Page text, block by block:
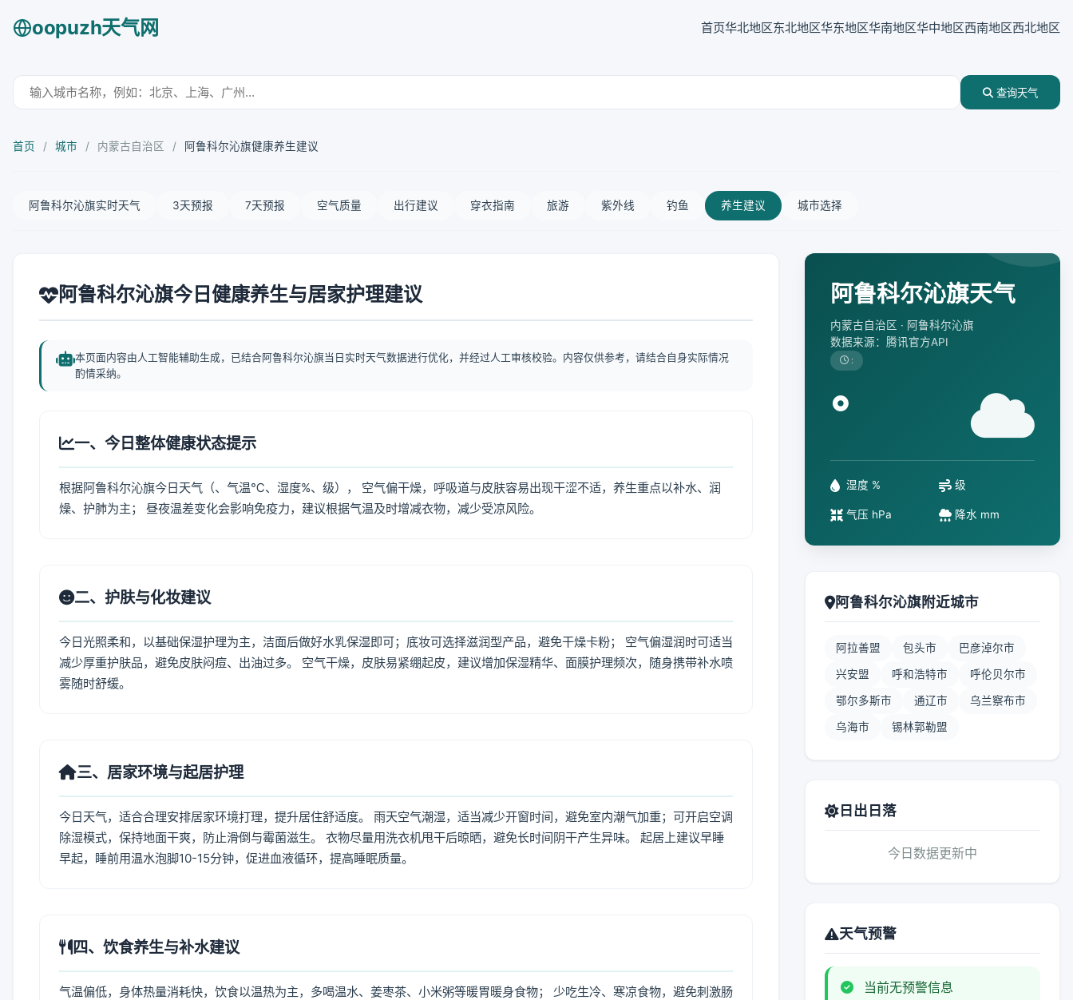
oopuzh天气网 首页华北地区东北地区华东地区华南地区华中地区西南地区西北地区
查询天气
首页 / 城市 / 内蒙古自治区 / 阿鲁科尔沁旗健康养生建议
阿鲁科尔沁旗实时天气 3天预报 7天预报 空气质量 出行建议 穿衣指南 旅游 紫外线 钓鱼 养生建议 城市选择
阿鲁科尔沁旗今日健康养生与居家护理建议
本页面内容由人工智能辅助生成，已结合阿鲁科尔沁旗当日实时天气数据进行优化，并经过人工审核校验。内容仅供参考，请结合自身实际情况
酌情采纳。
一、今日整体健康状态提示
根据阿鲁科尔沁旗今日天气（、气温℃、湿度%、级）， 空气偏干燥，呼吸道与皮肤容易出现干涩不适，养生重点以补水、润
燥、护肺为主； 昼夜温差变化会影响免疫力，建议根据气温及时增减衣物，减少受凉风险。
二、护肤与化妆建议
今日光照柔和，以基础保湿护理为主，洁面后做好水乳保湿即可；底妆可选择滋润型产品，避免干燥卡粉； 空气偏湿润时可适当
减少厚重护肤品，避免皮肤闷痘、出油过多。 空气干燥，皮肤易紧绷起皮，建议增加保湿精华、面膜护理频次，随身携带补水喷
雾随时舒缓。
三、居家环境与起居护理
今日天气，适合合理安排居家环境打理，提升居住舒适度。 雨天空气潮湿，适当减少开窗时间，避免室内潮气加重；可开启空调
除湿模式，保持地面干爽，防止滑倒与霉菌滋生。 衣物尽量用洗衣机甩干后晾晒，避免长时间阴干产生异味。 起居上建议早睡
早起，睡前用温水泡脚10-15分钟，促进血液循环，提高睡眠质量。
四、饮食养生与补水建议
气温偏低，身体热量消耗快，饮食以温热为主，多喝温水、姜枣茶、小米粥等暖胃暖身食物； 少吃生冷、寒凉食物，避免刺激肠
阿鲁科尔沁旗天气
内蒙古自治区 · 阿鲁科尔沁旗
数据来源：腾讯官方API
:
°
湿度 % 级
气压 hPa 降水 mm
阿鲁科尔沁旗附近城市
阿拉善盟 包头市 巴彦淖尔市
兴安盟 呼和浩特市 呼伦贝尔市
鄂尔多斯市 通辽市 乌兰察布市
乌海市 锡林郭勒盟
日出日落
今日数据更新中
天气预警
当前无预警信息